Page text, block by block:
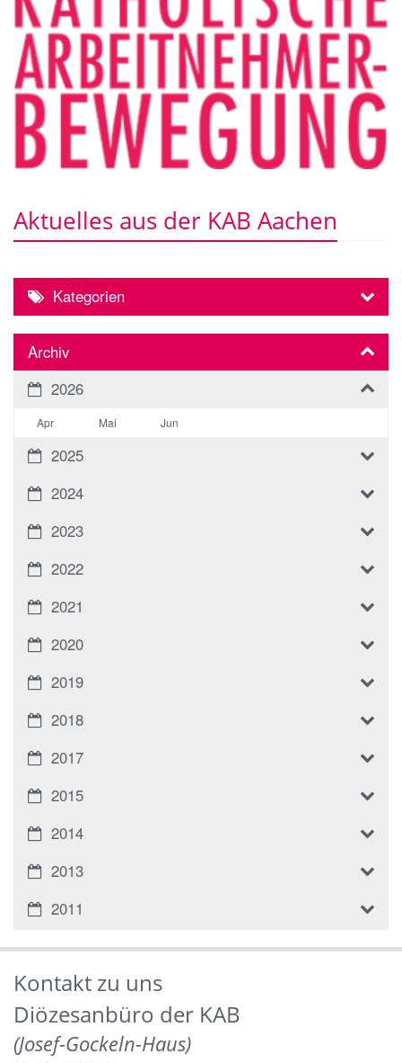
Aktuelles aus der KAB Aachen
Kategorien
Archiv
2026
Apr Mai Jun
2025
2024
2023
2022
2021
2020
2019
2018
2017
2015
2014
2013
2011
Kontakt zu uns
Diözesanbüro der KAB
(Josef-Gockeln-Haus)